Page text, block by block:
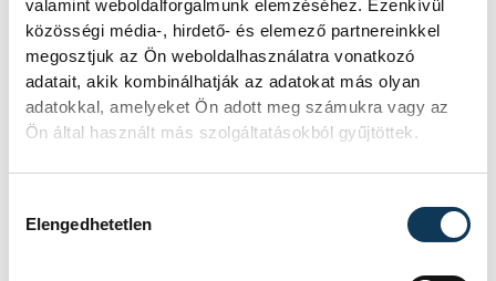
valamint weboldalforgalmunk elemzéséhez. Ezenkívül
közösségi média-, hirdető- és elemező partnereinkkel
megosztjuk az Ön weboldalhasználatra vonatkozó
adatait, akik kombinálhatják az adatokat más olyan
adatokkal, amelyeket Ön adott meg számukra vagy az
Ön által használt más szolgáltatásokból gyűjtöttek.
Elengedhetetlen